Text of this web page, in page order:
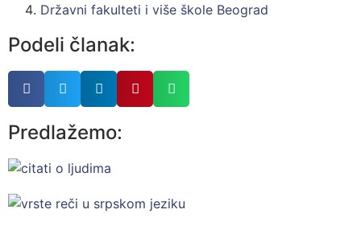
Državni fakulteti i više škole Beograd
Podeli članak:
Predlažemo: